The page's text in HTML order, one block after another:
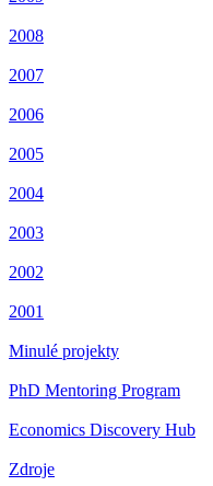
2008
2007
2006
2005
2004
2003
2002
2001
Minulé projekty
PhD Mentoring Program
Economics Discovery Hub
Zdroje